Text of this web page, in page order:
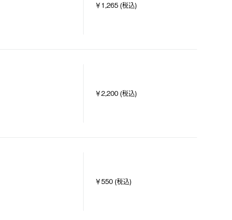
￥1,265 (税込)
￥2,200 (税込)
￥550 (税込)